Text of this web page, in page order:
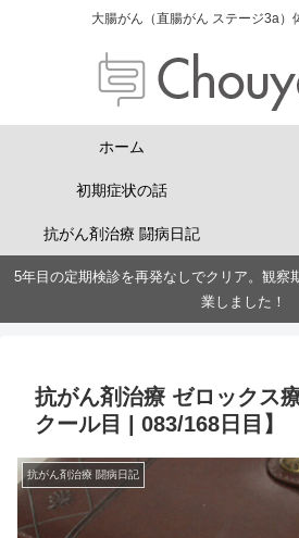
大腸がん（直腸がん ステージ3a）
ホーム
初期症状の話
抗がん剤治療 闘病日記
5年目の定期検診を再発なしでクリア。観察
業しました！
抗がん剤治療 ゼロックス
クール目 | 083/168日目】
抗がん剤治療 闘病日記